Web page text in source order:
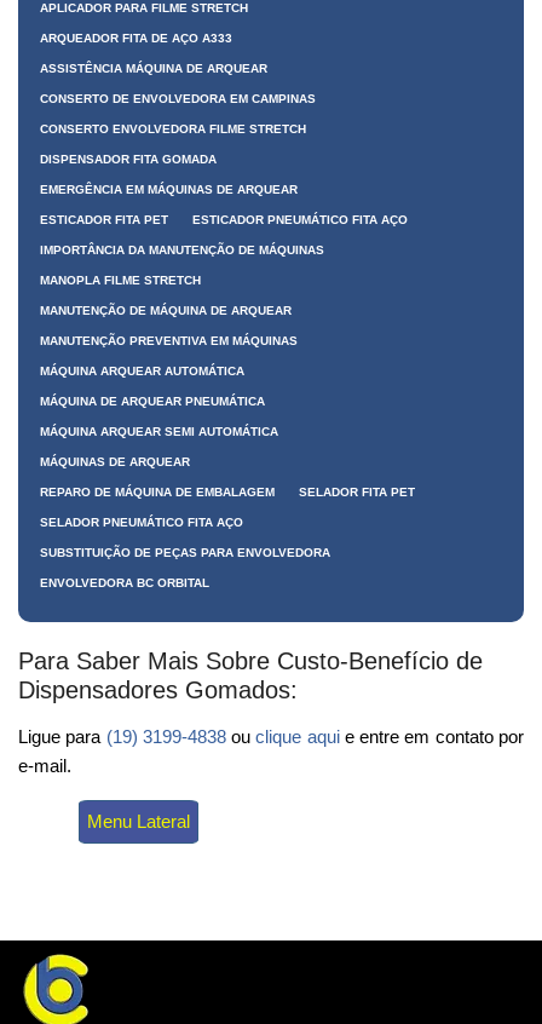
APLICADOR PARA FILME STRETCH
ARQUEADOR FITA DE AÇO A333
ASSISTÊNCIA MÁQUINA DE ARQUEAR
CONSERTO DE ENVOLVEDORA EM CAMPINAS
CONSERTO ENVOLVEDORA FILME STRETCH
DISPENSADOR FITA GOMADA
EMERGÊNCIA EM MÁQUINAS DE ARQUEAR
ESTICADOR FITA PET ESTICADOR PNEUMÁTICO FITA AÇO
IMPORTÂNCIA DA MANUTENÇÃO DE MÁQUINAS
MANOPLA FILME STRETCH
MANUTENÇÃO DE MÁQUINA DE ARQUEAR
MANUTENÇÃO PREVENTIVA EM MÁQUINAS
MÁQUINA ARQUEAR AUTOMÁTICA
MÁQUINA DE ARQUEAR PNEUMÁTICA
MÁQUINA ARQUEAR SEMI AUTOMÁTICA
MÁQUINAS DE ARQUEAR
REPARO DE MÁQUINA DE EMBALAGEM SELADOR FITA PET
SELADOR PNEUMÁTICO FITA AÇO
SUBSTITUIÇÃO DE PEÇAS PARA ENVOLVEDORA
ENVOLVEDORA BC ORBITAL
Para Saber Mais Sobre Custo-Benefício de
Dispensadores Gomados:
Ligue para (19) 3199-4838ouclique aquie entre em contato por
e-mail.
Menu Lateral